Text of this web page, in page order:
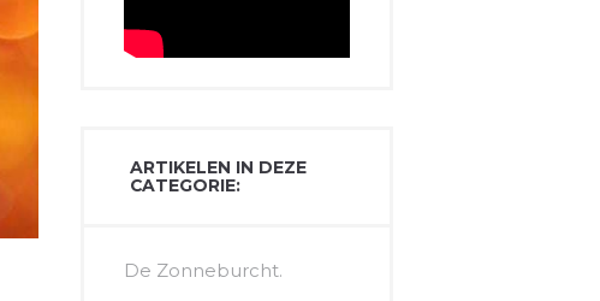
ARTIKELEN IN DEZE
CATEGORIE:
De Zonneburcht.